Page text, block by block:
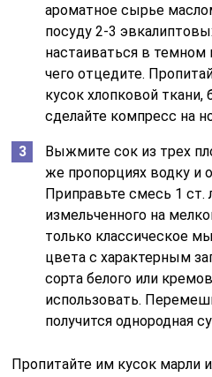
ароматное сырье
посуду 2-3
настаиваться в темном
чего отцедите.
кусок хлопковой ткани,
сделайте компресс на
Выжмите сок из трех
же пропорциях водку и
Приправьте смесь 1 ст.
измельченного на
только классическое
цвета с характерным
сорта белого или
использовать.
получится однородная
Пропитайте им кусок марли